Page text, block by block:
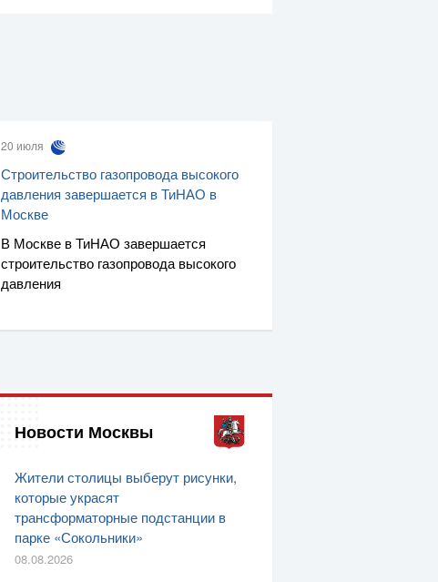
20 июля
Строительство газопровода высокого
давления завершается в ТиНАО в
Москве
В Москве в ТиНАО завершается
строительство газопровода высокого
давления
Новости Москвы
Жители столицы выберут рисунки,
которые украсят
трансформаторные подстанции в
парке «Сокольники»
08.08.2026